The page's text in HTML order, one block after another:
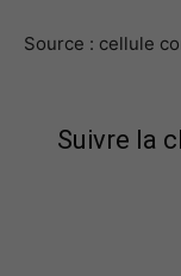
Source : cellule
Suivre la